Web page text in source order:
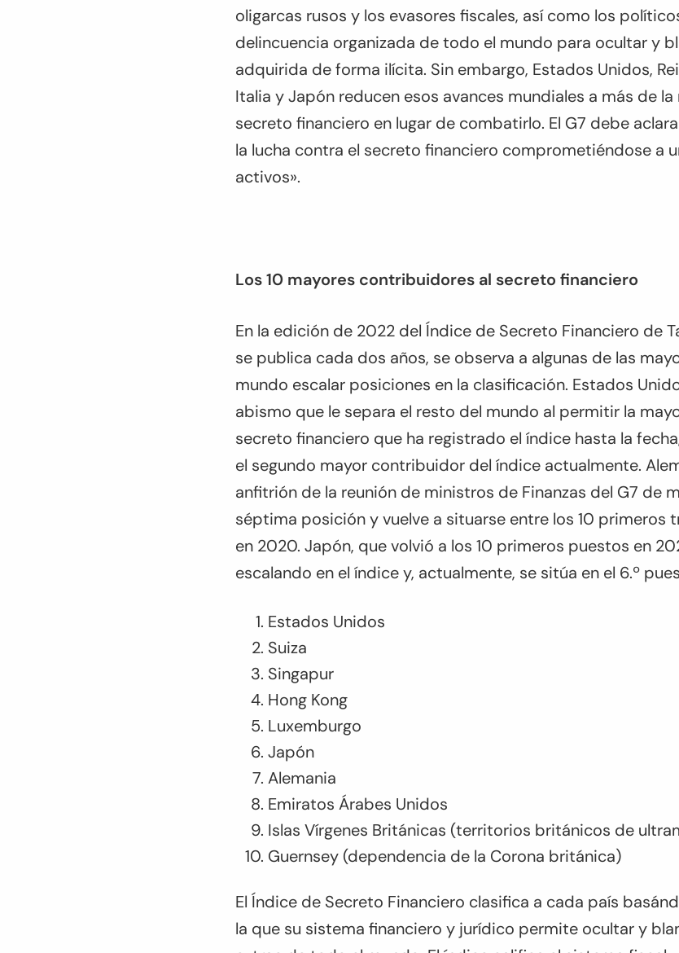
oligarcas rusos y los evasores fiscales, así como los
delincuencia organizada de todo el mundo para ocultar y
adquirida de forma ilícita. Sin embargo, Estados Unidos,
Italia y Japón reducen esos avances mundiales a más de
secreto financiero en lugar de combatirlo. El G7 debe
la lucha contra el secreto financiero comprometiéndose a
activos».
Los 10 mayores contribuidores al secreto financiero
En la edición de 2022 del Índice de Secreto Financiero de
se publica cada dos años, se observa a algunas de las
mundo escalar posiciones en la clasificación. Estados
abismo que le separa el resto del mundo al permitir la
secreto financiero que ha registrado el índice hasta la
el segundo mayor contribuidor del índice actualmente.
anfitrión de la reunión de ministros de Finanzas del G7 de
séptima posición y vuelve a situarse entre los 10 primeros
en 2020. Japón, que volvió a los 10 primeros puestos en
escalando en el índice y, actualmente, se sitúa en el 6.º
Estados Unidos
Suiza
Singapur
Hong Kong
Luxemburgo
Japón
Alemania
Emiratos Árabes Unidos
Islas Vírgenes Británicas (territorios británicos de
Guernsey (dependencia de la Corona británica)
El Índice de Secreto Financiero clasifica a cada país
la que su sistema financiero y jurídico permite ocultar y